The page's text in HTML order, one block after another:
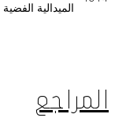
الميدالية
المراجع